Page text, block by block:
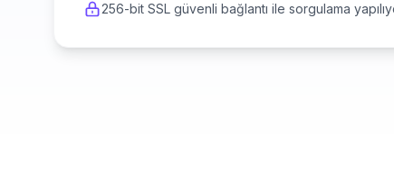
256-bit SSL güvenli bağlantı ile sorgulama